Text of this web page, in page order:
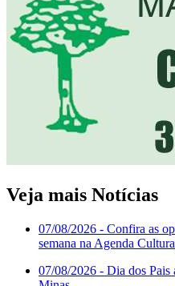
Veja mais Notícias
07/08/2026 - Confira as
semana na Agenda
07/08/2026 - Dia dos Pais